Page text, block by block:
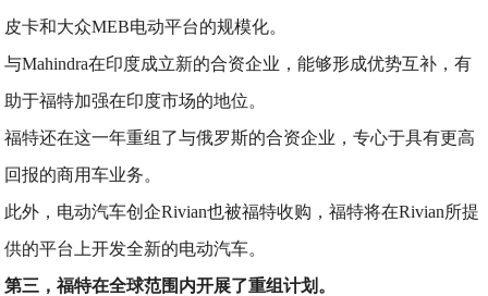
皮卡和大众MEB电动平台的规模化。
与Mahindra在印度成立新的合资企业，能够形成优势互补，有
助于福特加强在印度市场的地位。
福特还在这一年重组了与俄罗斯的合资企业，专心于具有更高
回报的商用车业务。
此外，电动汽车创企Rivian也被福特收购，福特将在Rivian所提
供的平台上开发全新的电动汽车。
第三，福特在全球范围内开展了重组计划。